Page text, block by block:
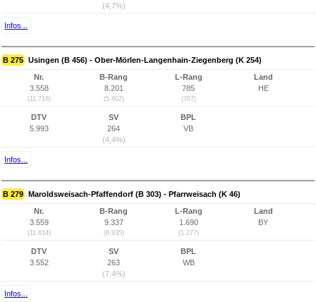
(4,7%)
Infos...
B 275 Usingen (B 456) - Ober-Mörlen-Langenhain-Ziegenberg (K 254)
Nr.
3.558
(11.716)
B-Rang
8.201
(5.802)
L-Rang
785
(767)
Land
HE
DTV
5.993
SV
264
(4,4%)
BPL
VB
Infos...
B 279 Maroldsweisach-Pfaffendorf (B 303) - Pfarrweisach (K 46)
Nr.
3.559
(11.814)
B-Rang
9.337
(6.935)
L-Rang
1.690
(1.277)
Land
BY
DTV
3.552
SV
263
(7,4%)
BPL
WB
Infos...